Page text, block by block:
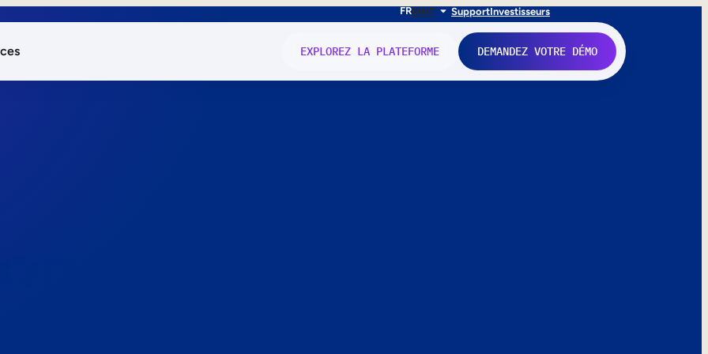
FRENIT SupportInvestisseurs
EXPLOREZ LA PLATEFORME DEMANDEZ VOTRE DÉMO